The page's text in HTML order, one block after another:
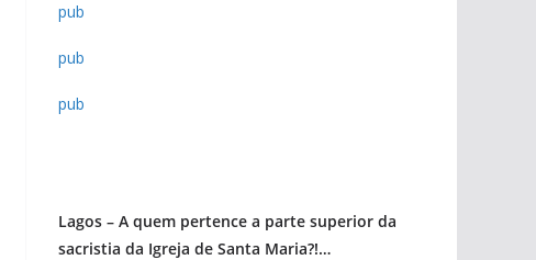
pub
pub
pub
Lagos – A quem pertence a parte superior da
sacristia da Igreja de Santa Maria?!…